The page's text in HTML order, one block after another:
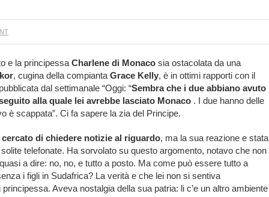
e la principessa Charlene di Monaco sia ostacolata da una
, cugina della compianta Grace Kelly, è in ottimi rapporti con il
dal settimanale “Oggi: “Sembra che i due abbiano avuto
alla quale lei avrebbe lasciato Monaco . I due hanno delle
è scappata”. Ci fa sapere la zia del Principe.
cercato di chiedere notizie al riguardo, ma la sua reazione e stata
telefonate. Ha sorvolato su questo argomento, notavo che non
a dire: no, no, e tutto a posto. Ma come può essere tutto a
i figli in Sudafrica? La verità e che lei non si sentiva
Aveva nostalgia della sua patria: li c’e un altro ambiente